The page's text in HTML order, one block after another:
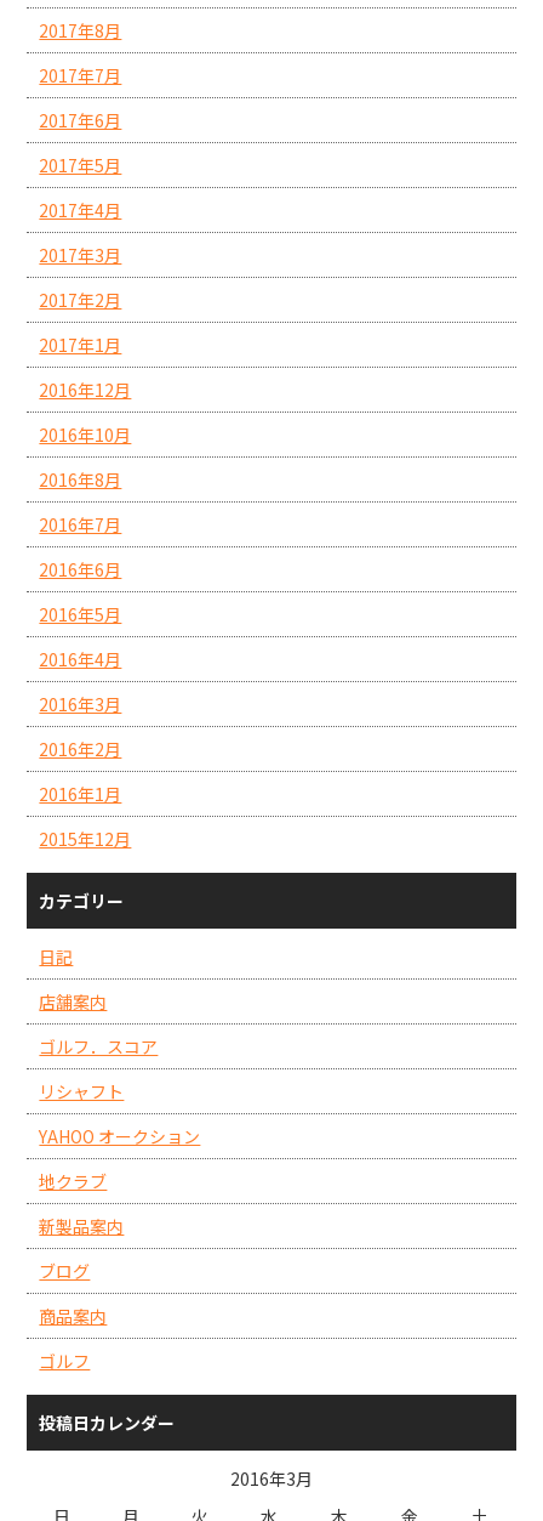
2017年8月
2017年7月
2017年6月
2017年5月
2017年4月
2017年3月
2017年2月
2017年1月
2016年12月
2016年10月
2016年8月
2016年7月
2016年6月
2016年5月
2016年4月
2016年3月
2016年2月
2016年1月
2015年12月
カテゴリー
日記
店舗案内
ゴルフ．スコア
リシャフト
YAHOO オークション
地クラブ
新製品案内
ブログ
商品案内
ゴルフ
投稿日カレンダー
2016年3月
日
月 火 水 木 金 土